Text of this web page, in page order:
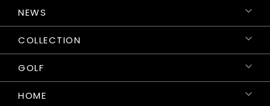
NEWS
COLLECTION
GOLF
HOME